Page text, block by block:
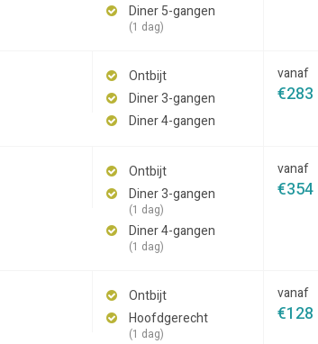
Diner 5-gangen
(1 dag)
Ontbijt
Diner 3-gangen
Diner 4-gangen
vanaf
€283
Ontbijt
Diner 3-gangen
(1 dag)
Diner 4-gangen
(1 dag)
vanaf
€354
Ontbijt
Hoofdgerecht
(1 dag)
vanaf
€128